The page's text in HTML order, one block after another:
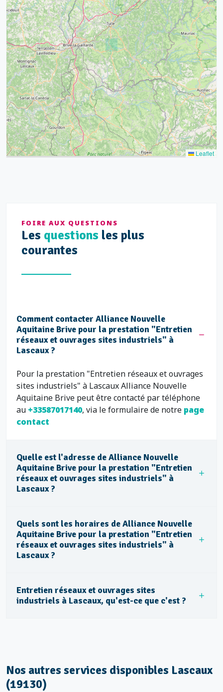
15
21
14
32
39
52 68
43
Leaflet
FOIRE AUX QUESTIONS
Les questions les plus
courantes
Comment contacter Alliance Nouvelle
Aquitaine Brive pour la prestation "Entretien
réseaux et ouvrages sites industriels" à
Lascaux ?
Pour la prestation "Entretien réseaux et ouvrages
sites industriels" à Lascaux Alliance Nouvelle
Aquitaine Brive peut être contacté par téléphone
au +33587017140, via le formulaire de notre page
contact
Quelle est l'adresse de Alliance Nouvelle
Aquitaine Brive pour la prestation "Entretien
réseaux et ouvrages sites industriels" à
Lascaux ?
Quels sont les horaires de Alliance Nouvelle
Aquitaine Brive pour la prestation "Entretien
réseaux et ouvrages sites industriels" à
Lascaux ?
Entretien réseaux et ouvrages sites
industriels à Lascaux, qu'est-ce que c'est ?
Nos autres services disponibles Lascaux
(19130)